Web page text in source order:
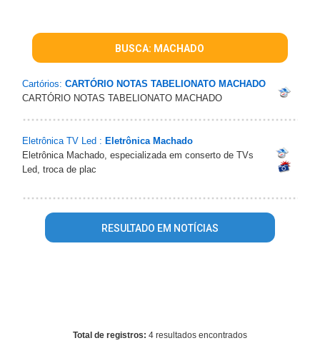
BUSCA: MACHADO
Cartórios: CARTÓRIO NOTAS TABELIONATO MACHADO
CARTÓRIO NOTAS TABELIONATO MACHADO
Eletrônica TV Led : Eletrônica Machado
Eletrônica Machado, especializada em conserto de TVs
Led, troca de plac
RESULTADO EM NOTÍCIAS
Total de registros: 4 resultados encontrados